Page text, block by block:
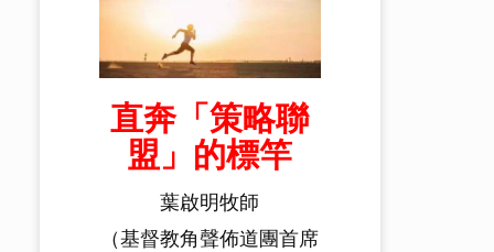
直奔「策略聯
盟」的標竿
葉啟明牧師
（基督教角聲佈道團首席